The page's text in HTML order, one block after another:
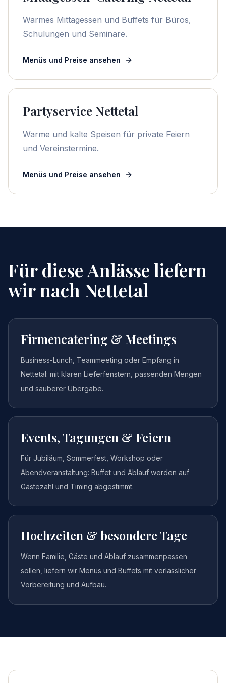
Warmes Mittagessen und Buffets für Büros,
Schulungen und Seminare.
Menüs und Preise ansehen
Partyservice Nettetal
Warme und kalte Speisen für private Feiern
und Vereinstermine.
Menüs und Preise ansehen
Für diese Anlässe liefern
wir nach Nettetal
Firmencatering & Meetings
Business-Lunch, Teammeeting oder Empfang in
Nettetal: mit klaren Lieferfenstern, passenden Mengen
und sauberer Übergabe.
Events, Tagungen & Feiern
Für Jubiläum, Sommerfest, Workshop oder
Abendveranstaltung: Buffet und Ablauf werden auf
Gästezahl und Timing abgestimmt.
Hochzeiten & besondere Tage
Wenn Familie, Gäste und Ablauf zusammenpassen
sollen, liefern wir Menüs und Buffets mit verlässlicher
Vorbereitung und Aufbau.